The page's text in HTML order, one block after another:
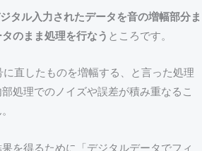
タル入力されたデータを音の増幅部分ま
のまま処理を行なう ところです。
直したものを増幅する、と言った処理
処理でのノイズや誤差が積み重なるこ
を得るために「デジタルデータでフィ